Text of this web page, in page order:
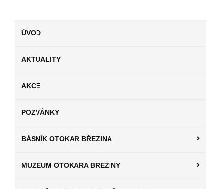
ÚVOD
AKTUALITY
AKCE
POZVÁNKY
BÁSNÍK OTOKAR BŘEZINA
MUZEUM OTOKARA BŘEZINY